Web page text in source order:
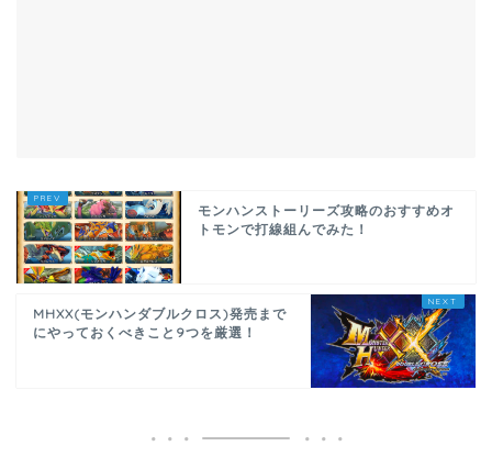
モンハンストーリーズ攻略のおすすめオ
トモンで打線組んでみた！
MHXX(モンハンダブルクロス)発売まで
にやっておくべきこと9つを厳選！